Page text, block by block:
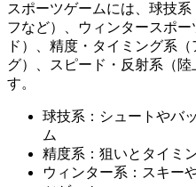
スポーツゲームには、球技
フなど）、ウィンタースポ
ド）、精度・タイミング系
グ）、スピード・反射系（
す。
球技系：シュートやバ
ム
精度系：狙いとタイミ
ウィンター系：スキー